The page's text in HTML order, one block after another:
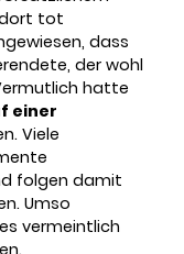
dort tot
dass
der wohl
hatte
einer
Viele
folgen damit
Umso
vermeintlich